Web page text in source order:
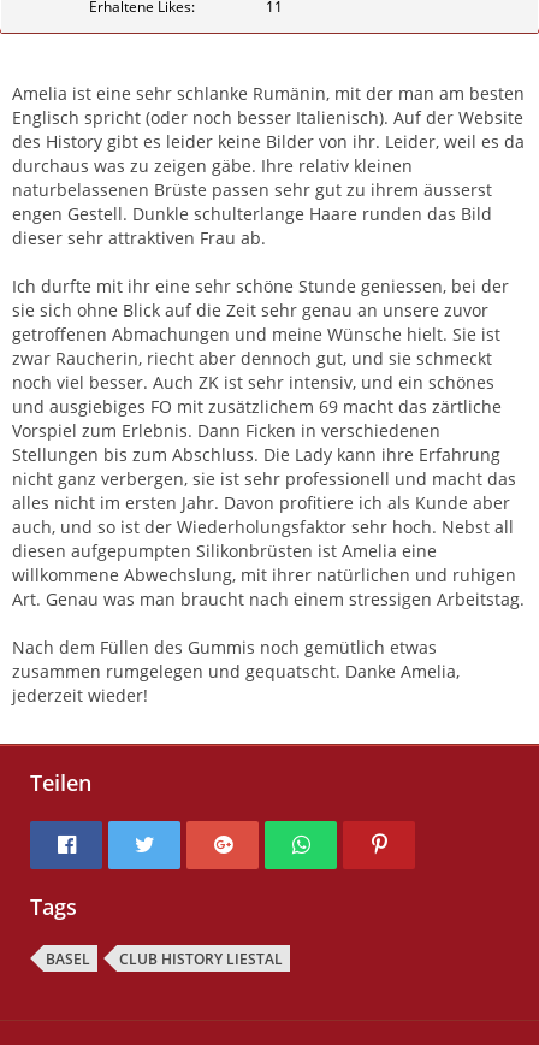
Erhaltene Likes
11
Amelia ist eine sehr schlanke Rumänin, mit der man am besten
Englisch spricht (oder noch besser Italienisch). Auf der Website
des History gibt es leider keine Bilder von ihr. Leider, weil es da
durchaus was zu zeigen gäbe. Ihre relativ kleinen
naturbelassenen Brüste passen sehr gut zu ihrem äusserst
engen Gestell. Dunkle schulterlange Haare runden das Bild
dieser sehr attraktiven Frau ab.
Ich durfte mit ihr eine sehr schöne Stunde geniessen, bei der
sie sich ohne Blick auf die Zeit sehr genau an unsere zuvor
getroffenen Abmachungen und meine Wünsche hielt. Sie ist
zwar Raucherin, riecht aber dennoch gut, und sie schmeckt
noch viel besser. Auch ZK ist sehr intensiv, und ein schönes
und ausgiebiges FO mit zusätzlichem 69 macht das zärtliche
Vorspiel zum Erlebnis. Dann Ficken in verschiedenen
Stellungen bis zum Abschluss. Die Lady kann ihre Erfahrung
nicht ganz verbergen, sie ist sehr professionell und macht das
alles nicht im ersten Jahr. Davon profitiere ich als Kunde aber
auch, und so ist der Wiederholungsfaktor sehr hoch. Nebst all
diesen aufgepumpten Silikonbrüsten ist Amelia eine
willkommene Abwechslung, mit ihrer natürlichen und ruhigen
Art. Genau was man braucht nach einem stressigen Arbeitstag.
Nach dem Füllen des Gummis noch gemütlich etwas
zusammen rumgelegen und gequatscht. Danke Amelia,
jederzeit wieder!
Zitieren
Teilen
Tags
BASEL CLUB HISTORY LIESTAL